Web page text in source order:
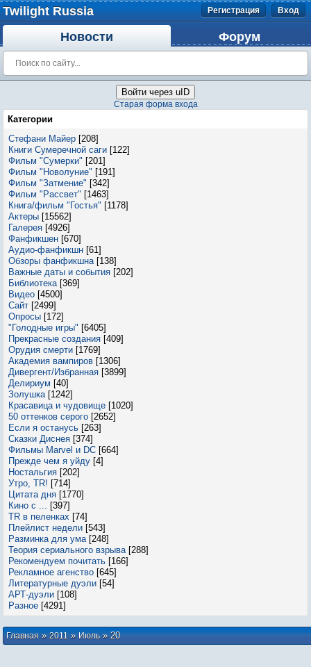
Twilight Russia Регистрация Вход
Новости Форум
Войти через uID
Старая форма входа
Категории
Стефани Майер [208]
Книги Сумеречной саги [122]
Фильм "Сумерки" [201]
Фильм "Новолуние" [191]
Фильм "Затмение" [342]
Фильм "Рассвет" [1463]
Книга/фильм "Гостья" [1178]
Актеры [15562]
Галерея [4926]
Фанфикшен [670]
Аудио-фанфикшн [61]
Обзоры фанфикшна [138]
Важные даты и события [202]
Библиотека [369]
Видео [4500]
Сайт [2499]
Опросы [172]
"Голодные игры" [6405]
Прекрасные создания [409]
Орудия смерти [1769]
Академия вампиров [1306]
Дивергент/Избранная [3899]
Делириум [40]
Золушка [1242]
Красавица и чудовище [1020]
50 оттенков серого [2652]
Если я останусь [263]
Сказки Диснея [374]
Фильмы Marvel и DC [664]
Прежде чем я уйду [4]
Ностальгия [202]
Утро, TR! [714]
Цитата дня [1770]
Кино с ... [397]
TR в пеленках [74]
Плейлист недели [543]
Разминка для ума [248]
Теория сериального взрыва [288]
Рекомендуем почитать [166]
Рекламное агенство [645]
Литературные дуэли [54]
АРТ-дуэли [108]
Разное [4291]
Главная»2011 » Июль » 20